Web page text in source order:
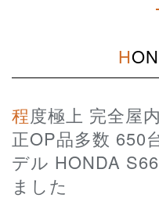
程度極上 完全屋内保管ワンオーナー 純
正OP品多数 650
デル HONDA
ました